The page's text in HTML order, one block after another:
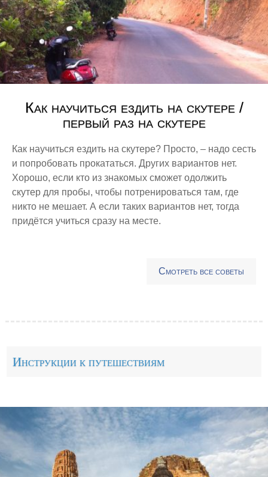
Как научиться ездить на скутере /
первый раз на скутере
Как научиться ездить на скутере? Просто, – надо сесть
и попробовать прокататься. Других вариантов нет.
Хорошо, если кто из знакомых сможет одолжить
скутер для пробы, чтобы потренироваться там, где
никто не мешает. А если таких вариантов нет, тогда
придётся учиться сразу на месте.
Смотреть все советы
Инструкции к путешествиям